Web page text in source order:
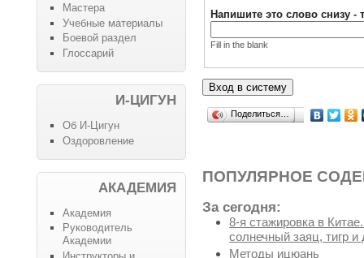
Напишите это слово снизу -
Fill in the blank
Поделиться…
ПОПУЛЯРНОЕ
За сегодня:
8-я стажировка в
солнечный заяц, тигр и
Методы ицюань
Мастера
Учебные материалы
Боевой раздел
Глоссарий
И-ЦИГУН
Об И-Цигун
Оздоровление
АКАДЕМИЯ
Академия
Руководитель
Академии